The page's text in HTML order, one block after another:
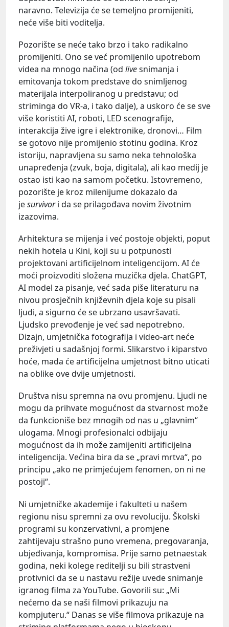
naravno. Televizija će se temeljno promijeniti,
neće više biti voditelja.
Pozorište se neće tako brzo i tako radikalno
promijeniti. Ono se već promijenilo upotrebom
videa na mnogo načina (od livesnimanja i
emitovanja tokom predstave do snimljenog
materijala interpoliranog u predstavu; od
striminga do VR-a, i tako dalje), a uskoro će se sve
više koristiti AI, roboti, LED scenografije,
interakcija žive igre i elektronike, dronovi… Film
se gotovo nije promijenio stotinu godina. Kroz
istoriju, napravljena su samo neka tehnološka
unapređenja (zvuk, boja, digitala), ali kao medij je
ostao isti kao na samom početku. Istovremeno,
pozorište je kroz milenijume dokazalo da
jesurvivori da se prilagođava novim životnim
izazovima.
Arhitektura se mijenja i već postoje objekti, poput
nekih hotela u Kini, koji su u potpunosti
projektovani artificijelnom inteligencijom. AI će
moći proizvoditi složena muzička djela. ChatGPT,
AI model za pisanje, već sada piše literaturu na
nivou prosječnih književnih djela koje su pisali
ljudi, a sigurno će se ubrzano usavršavati.
Ljudsko prevođenje je već sad nepotrebno.
Dizajn, umjetnička fotografija i video-art neće
preživjeti u sadašnjoj formi. Slikarstvo i kiparstvo
hoće, mada će artificijelna umjetnost bitno uticati
na oblike ove dvije umjetnosti.
Društva nisu spremna na ovu promjenu. Ljudi ne
mogu da prihvate mogućnost da stvarnost može
da funkcioniše bez mnogih od nas u „glavnim“
ulogama. Mnogi profesionalci odbijaju
mogućnost da ih može zamijeniti artificijelna
inteligencija. Većina bira da se „pravi mrtva“, po
principu „ako ne primjećujem fenomen, on ni ne
postoji“.
Ni umjetničke akademije i fakulteti u našem
regionu nisu spremni za ovu revoluciju. Školski
programi su konzervativni, a promjene
zahtijevaju strašno puno vremena, pregovaranja,
ubjeđivanja, kompromisa. Prije samo petnaestak
godina, neki kolege reditelji su bili strastveni
protivnici da se u nastavu režije uvede snimanje
igranog filma za YouTube. Govorili su: „Mi
nećemo da se naši filmovi prikazuju na
kompjuteru.“ Danas se više filmova prikazuje na